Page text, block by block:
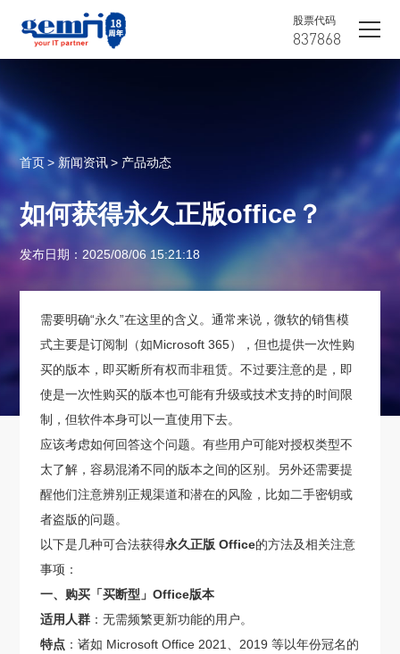
股票代码
837868
首页 > 新闻资讯 > 产品动态
如何获得永久正版office？
发布日期：2025/08/06 15:21:18
需要明确“永久”在这里的含义。通常来说，微软的销售模
式主要是订阅制（如Microsoft 365），但也提供一次性购
买的版本，即买断所有权而非租赁。不过要注意的是，即
使是一次性购买的版本也可能有升级或技术支持的时间限
制，但软件本身可以一直使用下去。
应该考虑如何回答这个问题。有些用户可能对授权类型不
太了解，容易混淆不同的版本之间的区别。另外还需要提
醒他们注意辨别正规渠道和潜在的风险，比如二手密钥或
者盗版的问题。
以下是几种可合法获得永久正版 Office的方法及相关注意
事项：
一、购买「买断型」Office版本
适用人群 ：无需频繁更新功能的用户。
特点 ：诸如 Microsoft Office 2021、2019 等以年份冠名的